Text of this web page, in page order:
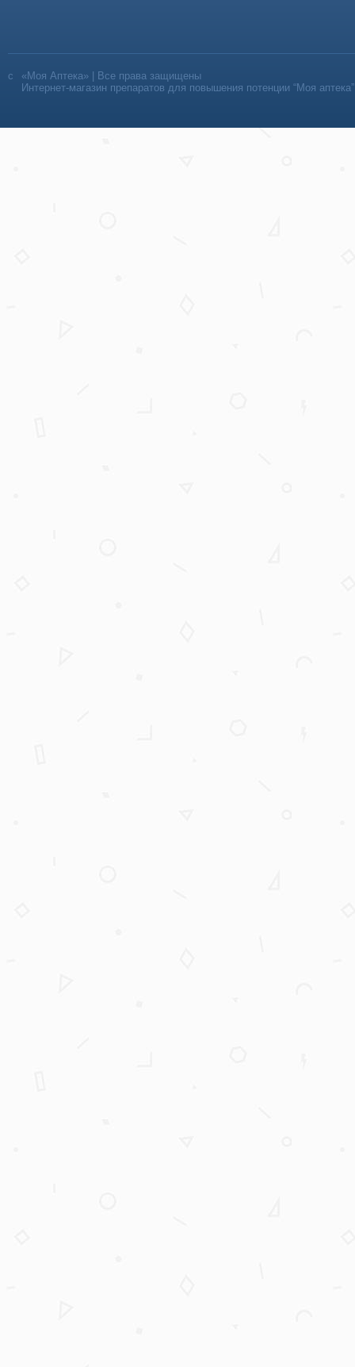
«Моя Аптека» | Все права защищены
Интернет-магазин препаратов для повышения потенции “Моя